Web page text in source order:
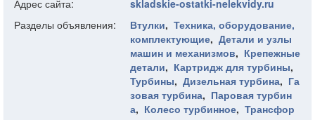
Адрес сайта:
skladskie-ostatki-nelekvidy.ru
Разделы объявления:
Втулки, Техника, оборудование,
комплектующие, Детали и узлы
машин и механизмов, Крепежные
детали, Картридж для турбины,
Турбины, Дизельная турбина, Га
зовая турбина, Паровая турбин
а, Колесо турбинное, Трансфор